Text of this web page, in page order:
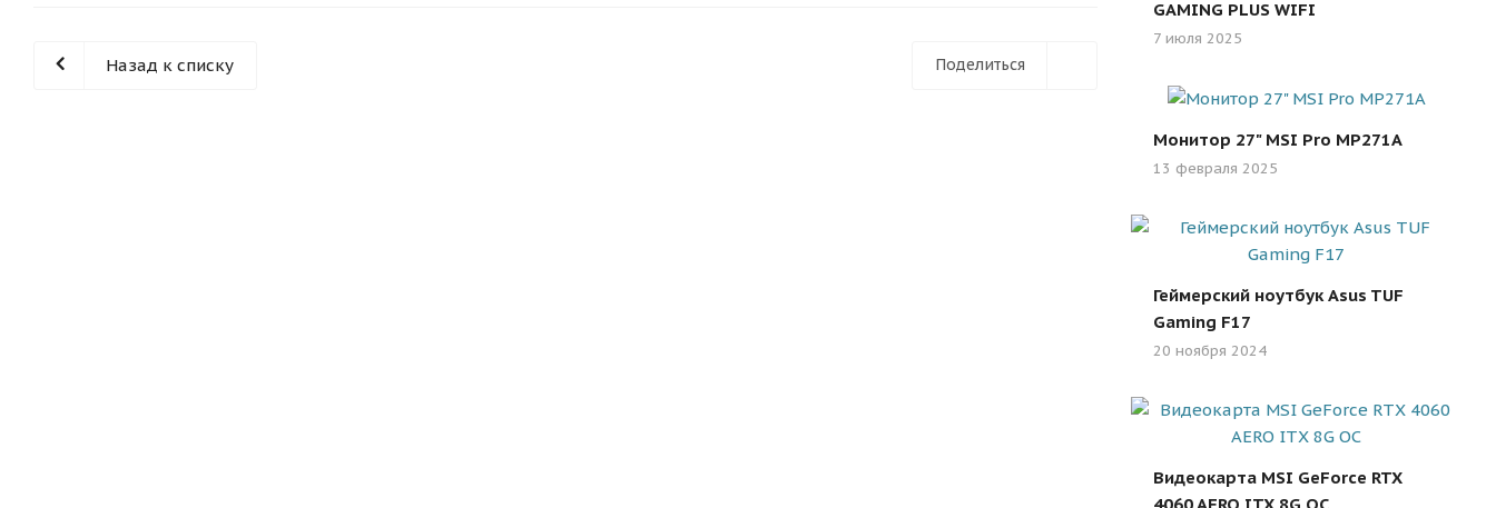
Поделиться
Назад к списку
GAMING PLUS WIFI
7 июля 2025
Монитор 27" MSI Pro MP271A
13 февраля 2025
Геймерский ноутбук Asus TUF
Gaming F17
20 ноября 2024
Видеокарта MSI GeForce RTX